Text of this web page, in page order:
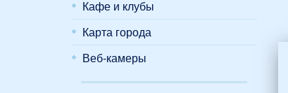
Кафе и клубы
Карта города
Веб-камеры